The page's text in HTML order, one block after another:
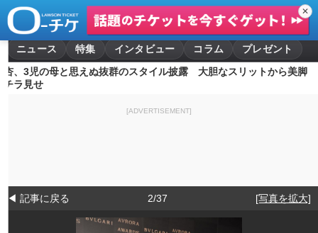
✕
ニュース 特集 インタビュー コラム
プレゼント
杏、3児の母と思えぬ抜群のスタイル披露 大胆なスリットから美脚
チラ見せ
[ADVERTISEMENT]
◀ 記事に戻る 2/37 [写真を拡大]